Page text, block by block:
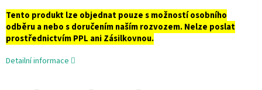
Tento produkt lze objednat pouze s možností osobního
odběru a nebo s doručením naším rozvozem. Nelze poslat
prostřednictvím PPL ani Zásilkovnou.
Detailní informace